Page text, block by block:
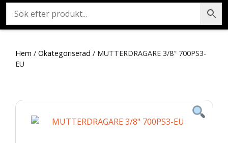
Hem / Okategoriserad / MUTTERDRAGARE 3/8″ 700PS3-
EU